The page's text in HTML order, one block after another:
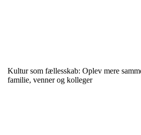
Kultur som fællesskab: Oplev mere
familie, venner og kolleger